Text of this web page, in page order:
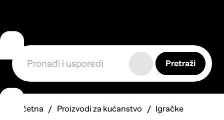
Pretraži
Početna Proizvodi za kućanstvo Igračke